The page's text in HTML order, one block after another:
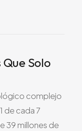
Solo
complejo
de cada 7
39 millones de